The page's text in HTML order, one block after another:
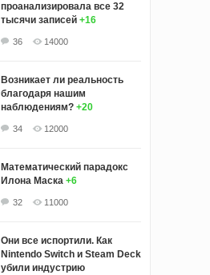
проанализировала все 32
тысячи записей +16
36 14000
Возникает ли реальность
благодаря нашим
наблюдениям? +20
34 12000
Математический парадокс
Илона Маска +6
32 11000
Они все испортили. Как
Nintendo Switch и Steam Deck
убили индустрию